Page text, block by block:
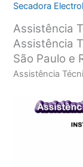
Secadora
Assistência
Assistência
São Paulo e
Assistência